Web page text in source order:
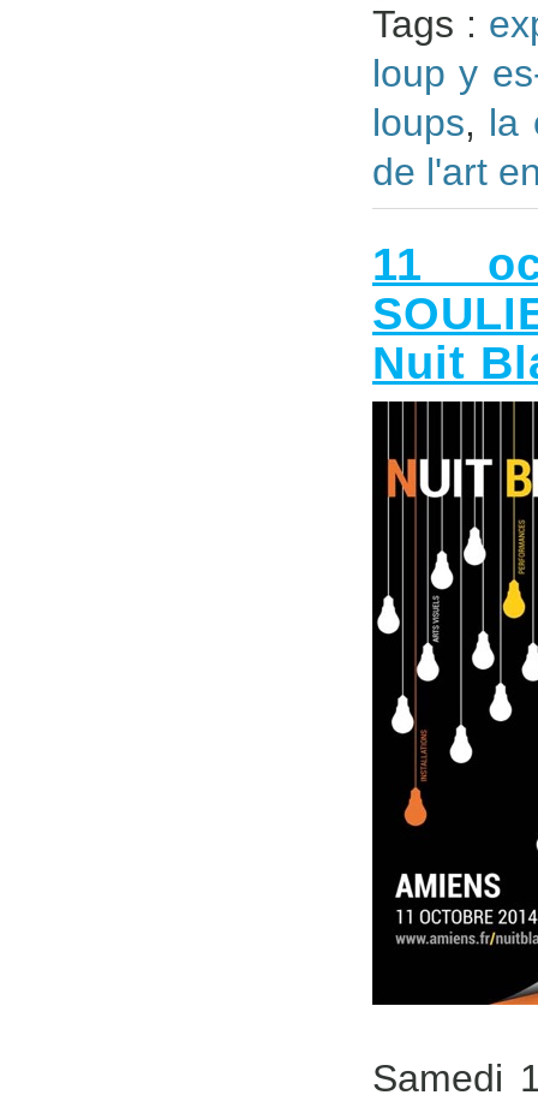
Tags :
loup y
loups, la
de l'art
11
Nuit
Samedi